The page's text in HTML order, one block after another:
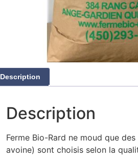
Description
Description
Ferme Bio-Rard ne moud que
avoine) sont choisis selon la